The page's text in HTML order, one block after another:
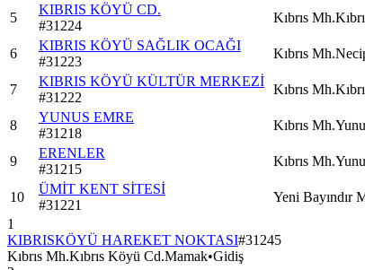
5
KIBRIS KÖYÜ CD.
#31224
Kıbrıs
6
KIBRIS KÖYÜ SAĞLIK OCAĞI
#31223
Kıbrıs
7
KIBRIS KÖYÜ KÜLTÜR MERKEZİ
#31222
Kıbrıs
8
YUNUS EMRE
#31218
Kıbrıs
9
ERENLER
#31215
Kıbrıs
10
ÜMİT KENT SİTESİ
#31221
Yeni Bayındır
1
KIBRISKÖYÜ HAREKET NOKTASI#31245
Kıbrıs Mh.Kıbrıs Köyü Cd.Mamak•Gidiş